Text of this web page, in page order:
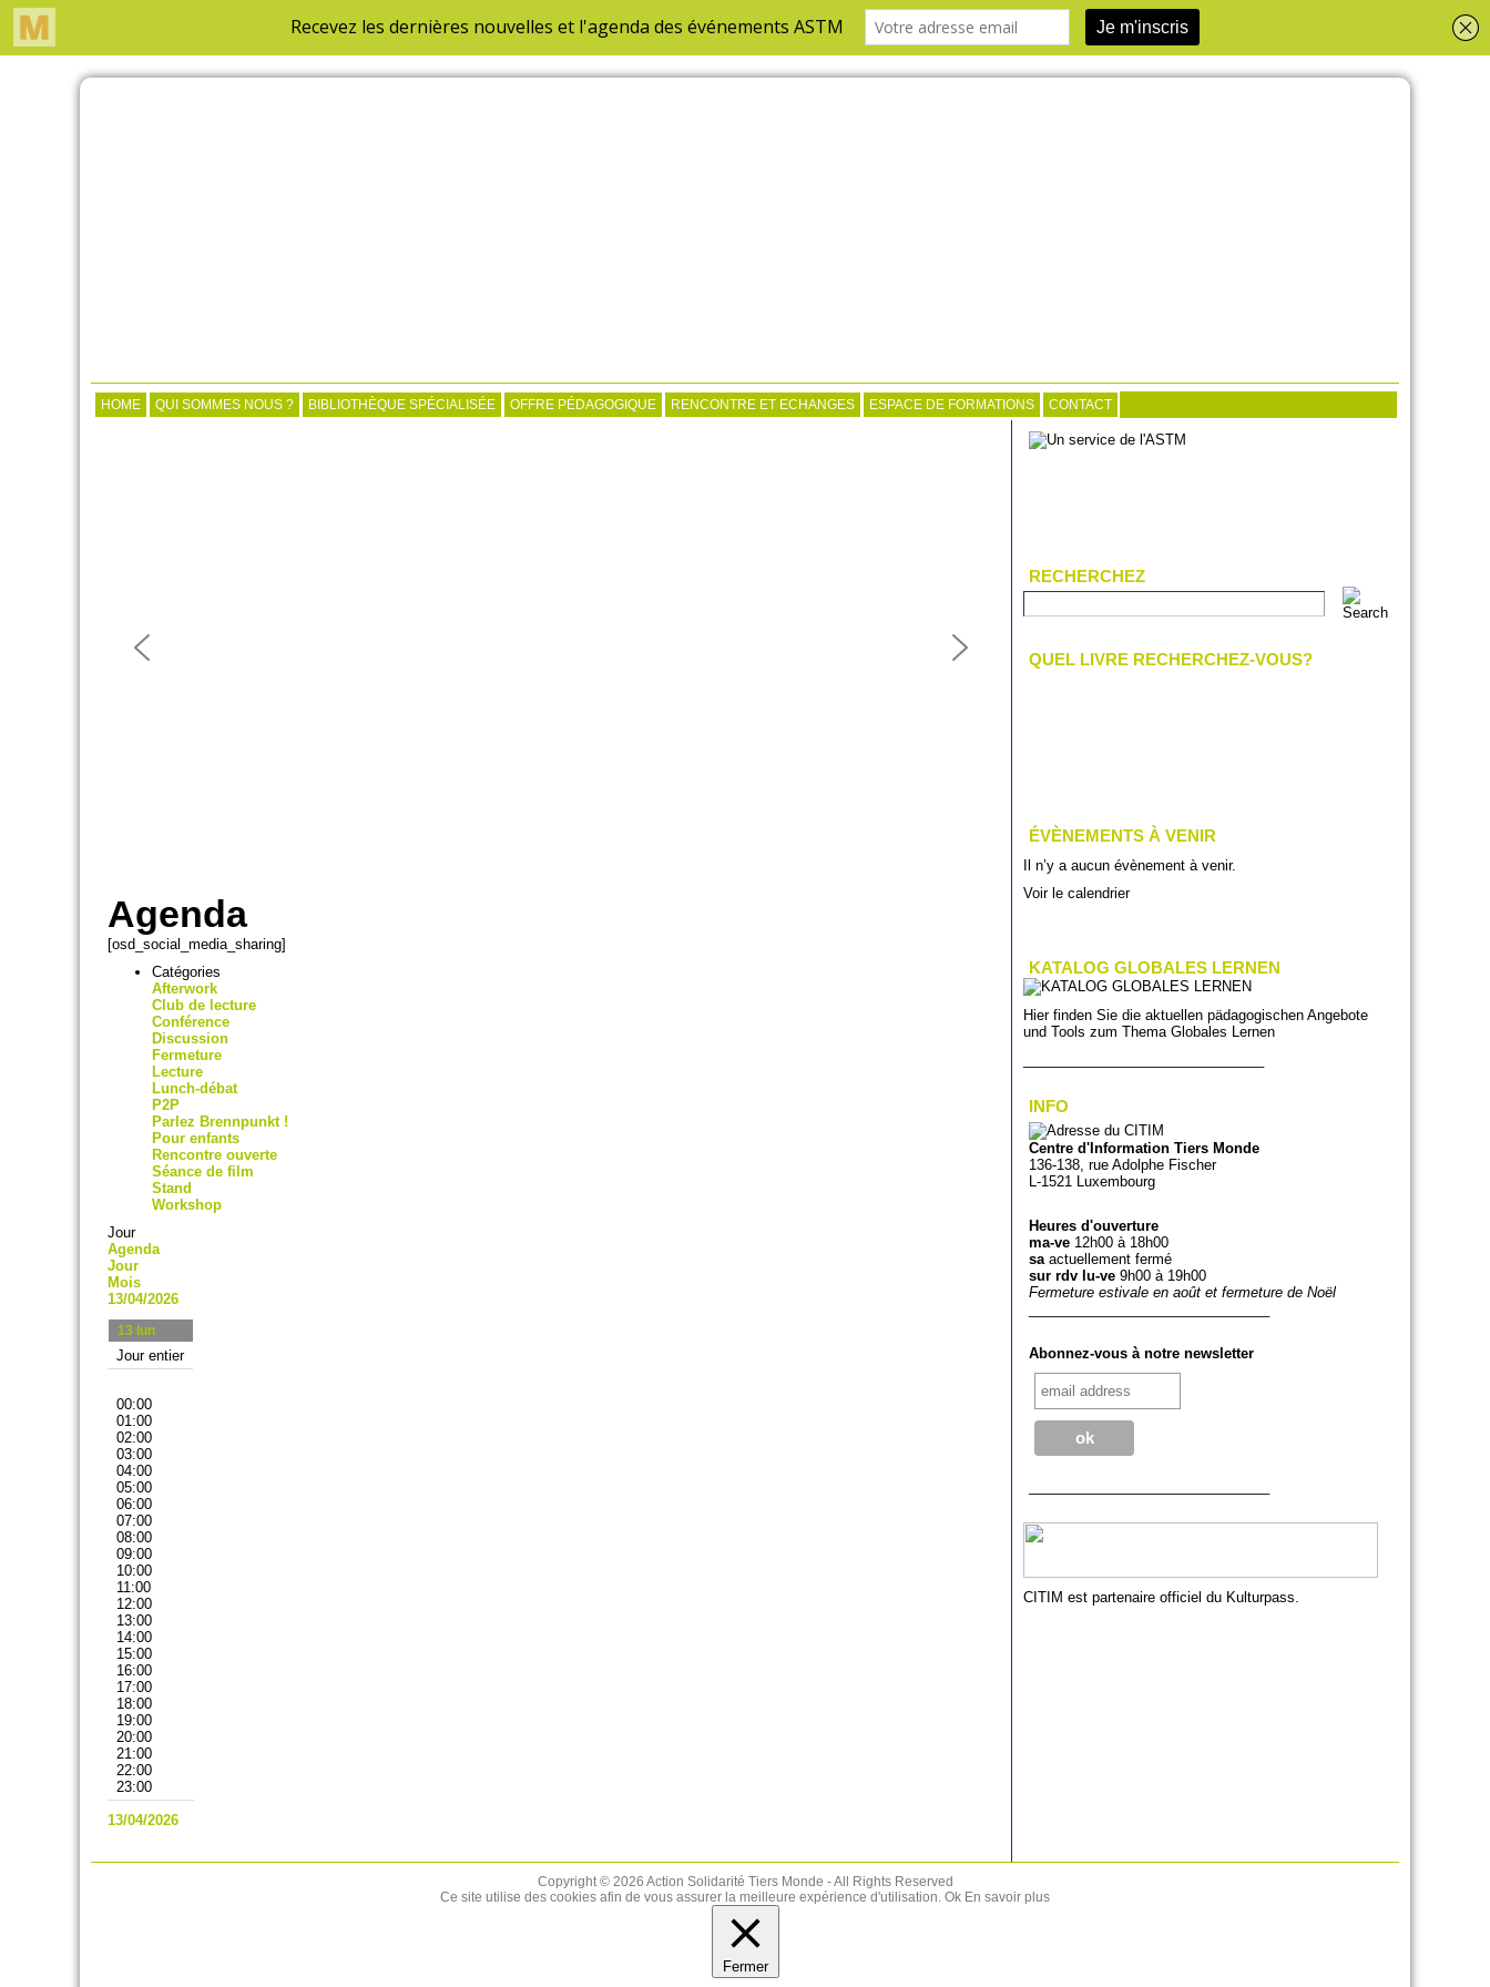
HOME QUI SOMMES NOUS ? BIBLIOTHÈQUE SPÉCIALISÉE OFFRE PÉDAGOGIQUE RENCONTRE ET ECHANGES ESPACE DE FORMATIONS CONTACT
Agenda
[osd_social_media_sharing]
Catégories
Afterwork
Club de lecture
Conférence
Discussion
Fermeture
Lecture
Lunch-débat
P2P
Parlez Brennpunkt !
Pour enfants
Rencontre ouverte
Séance de film
Stand
Workshop
Jour
Agenda
Jour
Mois
13/04/2026
13 lun
Jour entier
00:00
01:00
02:00
03:00
04:00
05:00
06:00
07:00
08:00
09:00
10:00
11:00
12:00
13:00
14:00
15:00
16:00
17:00
18:00
19:00
20:00
21:00
22:00
23:00
13/04/2026
RECHERCHEZ
QUEL LIVRE RECHERCHEZ-VOUS?
ÉVÈNEMENTS À VENIR
Il n’y a aucun évènement à venir.
Voir le calendrier
KATALOG GLOBALES LERNEN
Hier finden Sie die aktuellen pädagogischen Angebote
und Tools zum Thema Globales Lernen
INFO
Centre d'Information Tiers Monde
136-138, rue Adolphe Fischer
L-1521 Luxembourg
Heures d'ouverture
ma-ve 12h00 à 18h00
saactuellement fermé
sur rdv lu-ve 9h00 à 19h00
Fermeture estivale en août et fermeture de Noël
Abonnez-vous à notre newsletter
CITIM est partenaire officiel du Kulturpass.
Copyright © 2026 Action Solidarité Tiers Monde - All Rights Reserved
Ce site utilise des cookies afin de vous assurer la meilleure expérience d'utilisation. Ok En savoir plus
Fermer